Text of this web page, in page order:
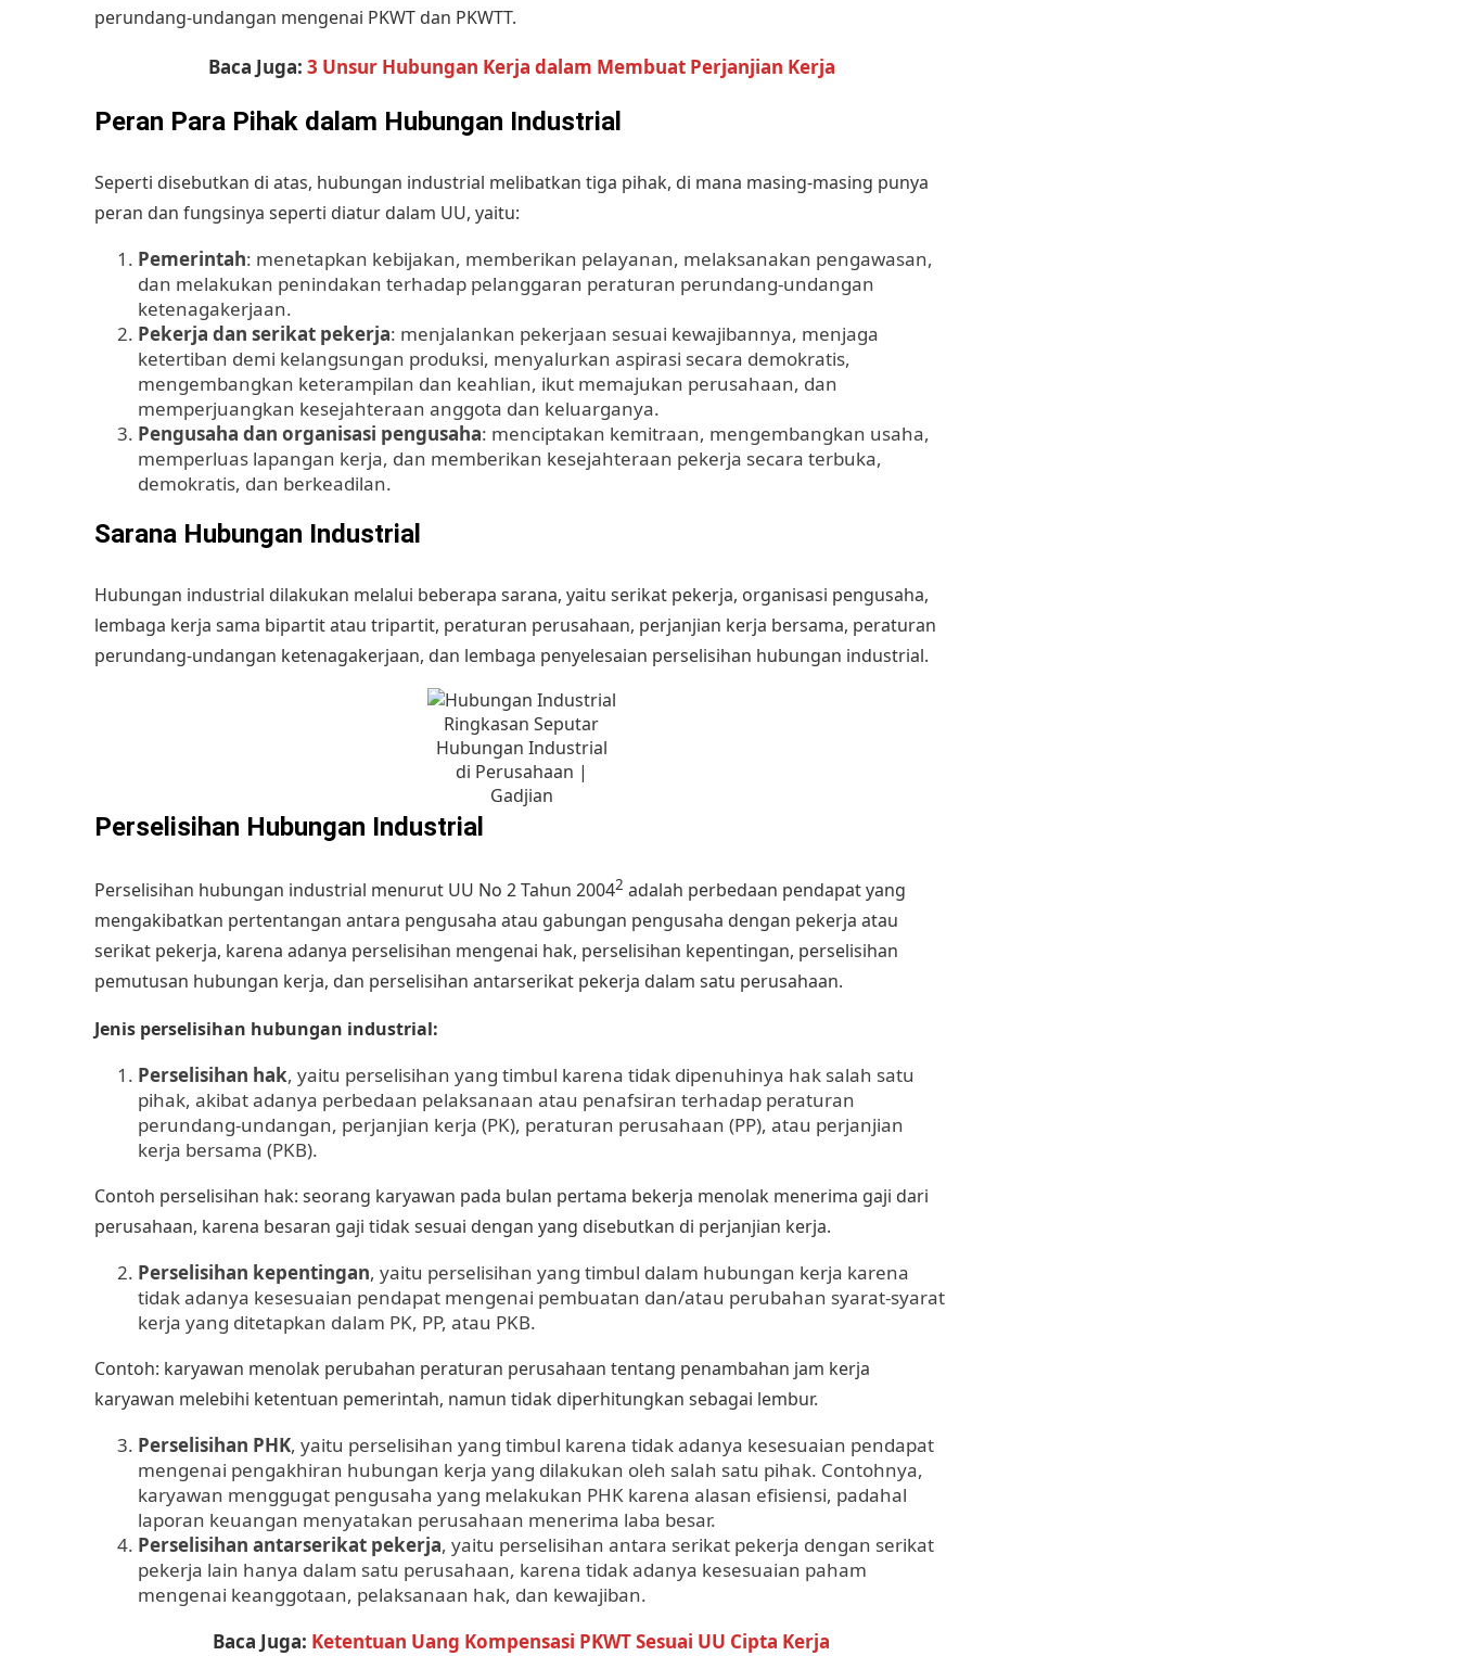
perundang-undangan mengenai PKWT dan PKWTT.
Baca Juga: 3 Unsur Hubungan Kerja dalam Membuat Perjanjian Kerja
Peran Para Pihak dalam Hubungan Industrial
Seperti disebutkan di atas, hubungan industrial melibatkan tiga pihak, di mana masing-masing punya
peran dan fungsinya seperti diatur dalam UU, yaitu:
Pemerintah: menetapkan kebijakan, memberikan pelayanan, melaksanakan pengawasan,
dan melakukan penindakan terhadap pelanggaran peraturan perundang-undangan
ketenagakerjaan.
Pekerja dan serikat pekerja: menjalankan pekerjaan sesuai kewajibannya, menjaga
ketertiban demi kelangsungan produksi, menyalurkan aspirasi secara demokratis,
mengembangkan keterampilan dan keahlian, ikut memajukan perusahaan, dan
memperjuangkan kesejahteraan anggota dan keluarganya.
Pengusaha dan organisasi pengusaha: menciptakan kemitraan, mengembangkan usaha,
memperluas lapangan kerja, dan memberikan kesejahteraan pekerja secara terbuka,
demokratis, dan berkeadilan.
Sarana Hubungan Industrial
Hubungan industrial dilakukan melalui beberapa sarana, yaitu serikat pekerja, organisasi pengusaha,
lembaga kerja sama bipartit atau tripartit, peraturan perusahaan, perjanjian kerja bersama, peraturan
perundang-undangan ketenagakerjaan, dan lembaga penyelesaian perselisihan hubungan industrial.
Ringkasan Seputar
Hubungan Industrial
di Perusahaan |
Gadjian
Perselisihan Hubungan Industrial
Perselisihan hubungan industrial menurut UU No 2 Tahun 20042 adalah perbedaan pendapat yang
mengakibatkan pertentangan antara pengusaha atau gabungan pengusaha dengan pekerja atau
serikat pekerja, karena adanya perselisihan mengenai hak, perselisihan kepentingan, perselisihan
pemutusan hubungan kerja, dan perselisihan antarserikat pekerja dalam satu perusahaan.
Jenis perselisihan hubungan industrial:
Perselisihan hak, yaitu perselisihan yang timbul karena tidak dipenuhinya hak salah satu
pihak, akibat adanya perbedaan pelaksanaan atau penafsiran terhadap peraturan
perundang-undangan, perjanjian kerja (PK), peraturan perusahaan (PP), atau perjanjian
kerja bersama (PKB).
Contoh perselisihan hak: seorang karyawan pada bulan pertama bekerja menolak menerima gaji dari
perusahaan, karena besaran gaji tidak sesuai dengan yang disebutkan di perjanjian kerja.
Perselisihan kepentingan, yaitu perselisihan yang timbul dalam hubungan kerja karena
tidak adanya kesesuaian pendapat mengenai pembuatan dan/atau perubahan syarat-syarat
kerja yang ditetapkan dalam PK, PP, atau PKB.
Contoh: karyawan menolak perubahan peraturan perusahaan tentang penambahan jam kerja
karyawan melebihi ketentuan pemerintah, namun tidak diperhitungkan sebagai lembur.
Perselisihan PHK, yaitu perselisihan yang timbul karena tidak adanya kesesuaian pendapat
mengenai pengakhiran hubungan kerja yang dilakukan oleh salah satu pihak. Contohnya,
karyawan menggugat pengusaha yang melakukan PHK karena alasan efisiensi, padahal
laporan keuangan menyatakan perusahaan menerima laba besar.
Perselisihan antarserikat pekerja, yaitu perselisihan antara serikat pekerja dengan serikat
pekerja lain hanya dalam satu perusahaan, karena tidak adanya kesesuaian paham
mengenai keanggotaan, pelaksanaan hak, dan kewajiban.
Baca Juga: Ketentuan Uang Kompensasi PKWT Sesuai UU Cipta Kerja